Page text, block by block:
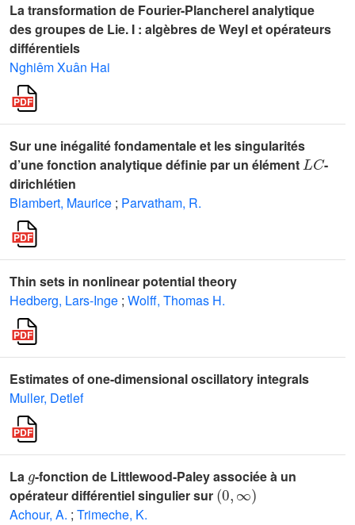
La transformation de Fourier-Plancherel analytique
des groupes de Lie. I : algèbres de Weyl et opérateurs
différentiels
Nghiêm Xuân Hai
Sur une inégalité fondamentale et les singularités
d’une fonction analytique définie par un élément
L
-
dirichlétien
Blambert, Maurice ; Parvatham, R.
Thin sets in nonlinear potential theory
Hedberg, Lars-Inge ; Wolff, Thomas H.
Estimates of one-dimensional oscillatory integrals
Muller, Detlef
La -fonction de Littlewood-Paley associée à un
opérateur différentiel singulier sur
(0,∞)
Achour, A. ; Trimeche, K.